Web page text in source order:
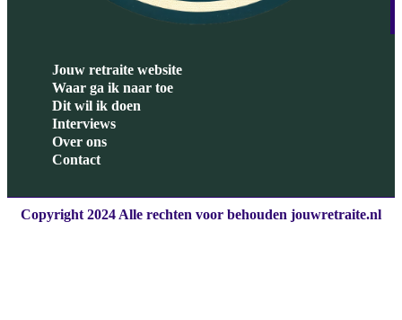
Jouw retraite website
Waar ga ik naar toe
Dit wil ik doen
Interviews
Over ons
Contact
Copyright 2024 Alle rechten voor behouden jouwretraite.nl